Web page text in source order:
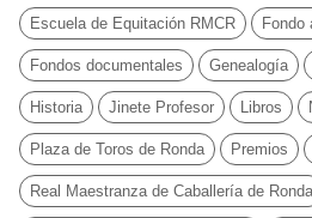
Escuela de Equitación RMCR Fondo
Fondos documentales Genealogía
Historia Jinete Profesor Libros
Plaza de Toros de Ronda Premios
Real Maestranza de Caballería de Ronda